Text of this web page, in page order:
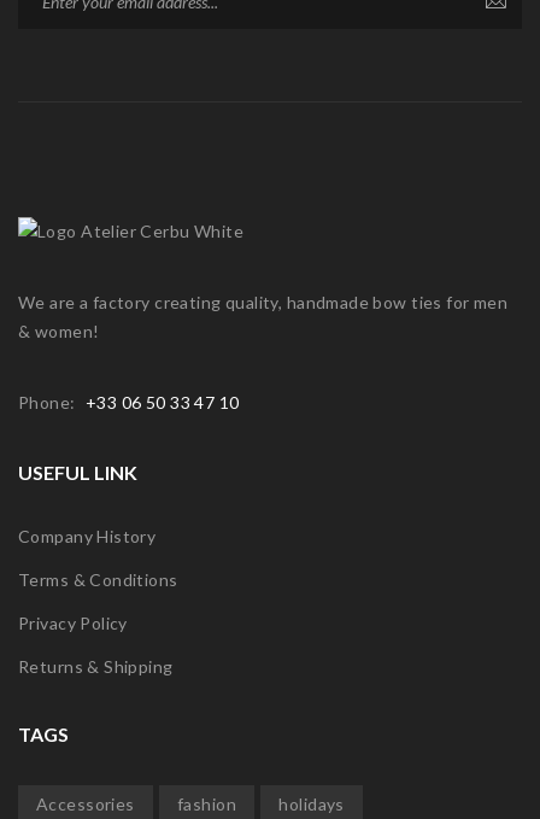
We are a factory creating quality, handmade bow ties for men
& women!
Phone: +33 06 50 33 47 10
USEFUL LINK
Company History
Terms & Conditions
Privacy Policy
Returns & Shipping
TAGS
Accessories fashion holidays